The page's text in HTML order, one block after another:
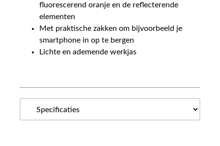
fluorescerend oranje en de reflecterende
elementen
Met praktische zakken om bijvoorbeeld je
smartphone in op te bergen
Lichte en ademende werkjas